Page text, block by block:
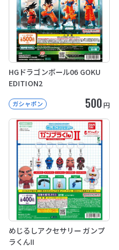
HGドラゴンボール06 GOKU
EDITION2
ガシャポン 500 円
めじるしアクセサリー ガンプ
ラくんⅡ